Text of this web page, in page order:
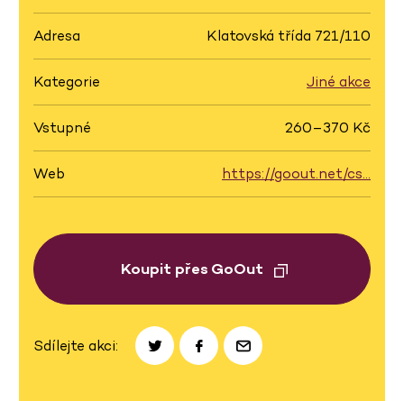
Adresa Klatovská třída 721/110
Kategorie Jiné akce
Vstupné 260–370 Kč
Web https://goout.net/cs…
Koupit přes GoOut
Sdílejte akci: